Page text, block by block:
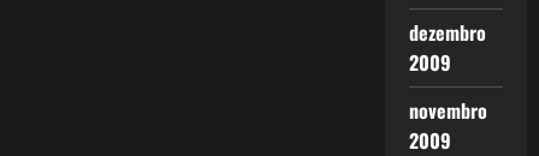
dezembro
2009
novembro
2009